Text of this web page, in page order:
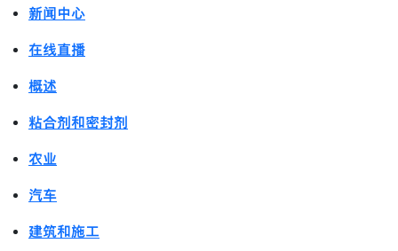
新闻中心
在线直播
概述
粘合剂和密封剂
农业
汽车
建筑和施工